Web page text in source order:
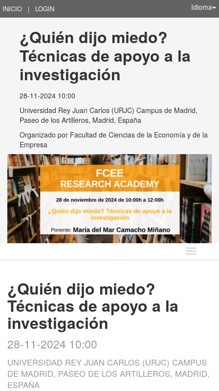
INICIO | LOGIN Idioma
¿Quién dijo miedo?
Técnicas de apoyo a la
investigación
28-11-2024 10:00
Universidad Rey Juan Carlos (URJC) Campus de Madrid,
Paseo de los Artilleros, Madrid, España
Organizado por Facultad de Ciencias de la Economía y de la
Empresa
Idioma
¿Quién dijo miedo?
Técnicas de apoyo a la
investigación
28-11-2024 10:00
UNIVERSIDAD REY JUAN CARLOS (URJC) CAMPUS
DE MADRID, PASEO DE LOS ARTILLEROS, MADRID,
ESPAÑA